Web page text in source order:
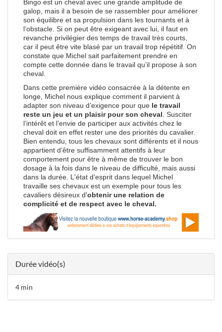
Bingo est un cheval avec une grande amplitude de
galop, mais il a besoin de se rassembler pour améliorer
son équilibre et sa propulsion dans les tournants et à
l’obstacle. Si on peut être exigeant avec lui, il faut en
revanche privilégier des temps de travail très courts,
car il peut être vite blasé par un travail trop répétitif. On
constate que Michel sait parfaitement prendre en
compte cette donnée dans le travail qu’il propose à son
cheval.
Dans cette première vidéo consacrée à la détente en
longe, Michel nous explique comment il parvient à
adapter son niveau d’exigence pour que le travail
reste un jeu et un plaisir pour son cheval . Susciter
l’intérêt et l’envie de participer aux activités chez le
cheval doit en effet rester une des priorités du cavalier.
Bien entendu, tous les chevaux sont différents et il nous
appartient d’être suffisamment attentifs à leur
comportement pour être à même de trouver le bon
dosage à la fois dans le niveau de difficulté, mais aussi
dans la durée. L'état d'esprit dans lequel Michel
travaille ses chevaux est un exemple pour tous les
cavaliers désireux d'obtenir une relation de
complicité et de respect avec le cheval.
Durée vidéo(s)
4 min